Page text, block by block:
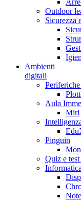
Outdoor
Sicurezza
Ambienti
digitali
Aula
Miri
Pinguin
Quiz e
Informatica